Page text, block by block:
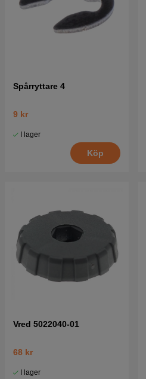
Spårryttare 4
9 kr
I lager
Köp
Vred 5022040-01
68 kr
I lager